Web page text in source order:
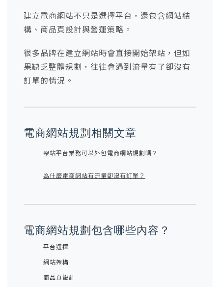
建立電商網站不只是選擇平台，還包含網站結
構、商品頁設計與營運策略。
很多品牌在建立網站時會直接開始架站，但如
果缺乏整體規劃，往往會遇到流量有了卻沒有
訂單的情況。
電商網站規劃相關文章
架站平台業務可以外包電商網站規劃嗎？
為什麼電商網站有流量卻沒有訂單？
電商網站規劃包含哪些內容？
平台選擇
網站架構
商品頁設計